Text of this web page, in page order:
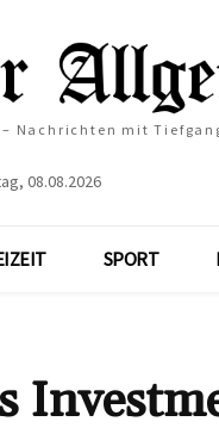
Nachrichten mit
08.08.2026
SPORT